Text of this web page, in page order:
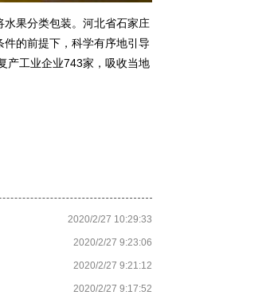
果分类包装。河北省石家庄
件的前提下，科学有序地引导
产工业企业743家，吸收当地
2020/2/27 10:29:33
2020/2/27 9:23:06
2020/2/27 9:21:12
2020/2/27 9:17:52